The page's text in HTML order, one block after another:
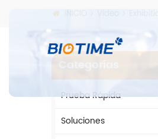
Categorías
Prueba Rápida
Soluciones